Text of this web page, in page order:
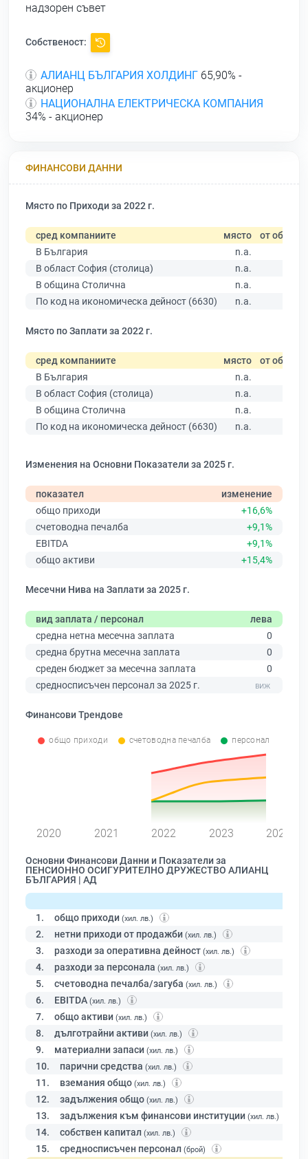
надзорен съвет
Собственост:
АЛИАНЦ БЪЛГАРИЯ ХОЛДИНГ 65,90% -
акционер
НАЦИОНАЛНА ЕЛЕКТРИЧЕСКА КОМПАНИЯ
34% - акционер
ФИНАНСОВИ ДАННИ
Място по Приходи за 2022 г.
сред компаниите място от общо
В България
n.a.
В област София (столица)
n.a.
В община Столична
n.a.
По код на икономическа дейност (6630)
n.a.
Място по Заплати за 2022 г.
сред компаниите място от общо
В България
n.a.
В област София (столица)
n.a.
В община Столична
n.a.
По код на икономическа дейност (6630)
n.a.
Изменения на Основни Показатели за 2025 г.
показател
изменение
общо приходи
+16,6%
счетоводна печалба
+9,1%
EBITDA
+9,1%
общо активи
+15,4%
Месечни Нива на Заплати за 2025 г.
вид заплата / персонал
лева
средна нетна месечна заплата
0
средна брутна месечна заплата
0
среден бюджет за месечна заплата
0
средносписъчен персонал за 2025 г.
Финансови Трендове
общо приходи счетоводна печалба персонал
2020 2021 2022 2023 2024
Основни Финансови Данни и Показатели за
ПЕНСИОННО ОСИГУРИТЕЛНО ДРУЖЕСТВО АЛИАНЦ
БЪЛГАРИЯ | АД
1. общо приходи (хил. лв.)
2. нетни приходи от продажби (хил. лв.)
3. разходи за оперативна дейност (хил. лв.)
4. разходи за персонала (хил. лв.)
5. счетоводна печалба/загуба (хил. лв.)
6. EBITDA (хил. лв.)
7. общо активи (хил. лв.)
8. дълготрайни активи (хил. лв.)
9. материални запаси (хил. лв.)
10. парични средства (хил. лв.)
11. вземания общо (хил. лв.)
12. задължения общо (хил. лв.)
13. задължения към финансови институции (хил. лв.)
14. собствен капитал (хил. лв.)
15. средносписъчен персонал (брой)